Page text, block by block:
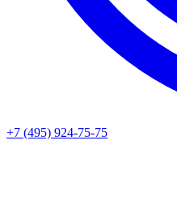
+7 (495) 924-75-75